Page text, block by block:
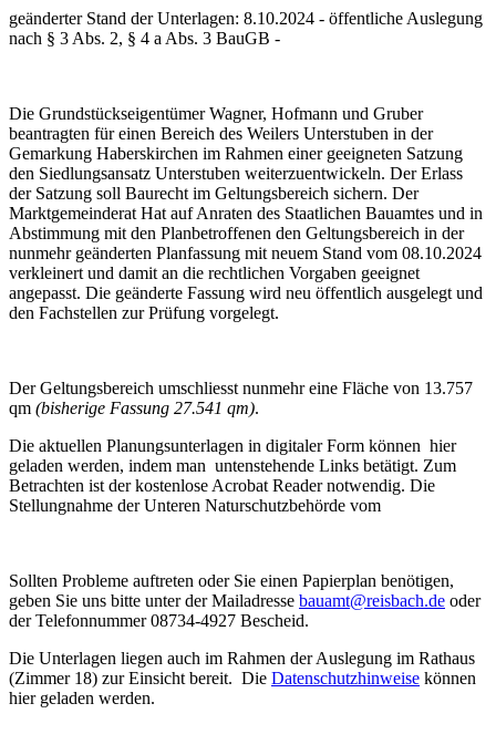
geänderter Stand der Unterlagen: 8.10.2024 - öffentliche Auslegung
nach § 3 Abs. 2, § 4 a Abs. 3 BauGB -
Die Grundstückseigentümer Wagner, Hofmann und Gruber
beantragten für einen Bereich des Weilers Unterstuben in der
Gemarkung Haberskirchen im Rahmen einer geeigneten Satzung
den Siedlungsansatz Unterstuben weiterzuentwickeln. Der Erlass
der Satzung soll Baurecht im Geltungsbereich sichern. Der
Marktgemeinderat Hat auf Anraten des Staatlichen Bauamtes und in
Abstimmung mit den Planbetroffenen den Geltungsbereich in der
nunmehr geänderten Planfassung mit neuem Stand vom 08.10.2024
verkleinert und damit an die rechtlichen Vorgaben geeignet
angepasst. Die geänderte Fassung wird neu öffentlich ausgelegt und
den Fachstellen zur Prüfung vorgelegt.
Der Geltungsbereich umschliesst nunmehr eine Fläche von 13.757
qm (bisherige Fassung 27.541 qm).
Die aktuellen Planungsunterlagen in digitaler Form können hier
geladen werden, indem man untenstehende Links betätigt. Zum
Betrachten ist der kostenlose Acrobat Reader notwendig. Die
Stellungnahme der Unteren Naturschutzbehörde vom
Sollten Probleme auftreten oder Sie einen Papierplan benötigen,
geben Sie uns bitte unter der Mailadresse bauamt@reisbach.de oder
der Telefonnummer 08734-4927 Bescheid.
Die Unterlagen liegen auch im Rahmen der Auslegung im Rathaus
(Zimmer 18) zur Einsicht bereit. Die Datenschutzhinweise können
hier geladen werden.